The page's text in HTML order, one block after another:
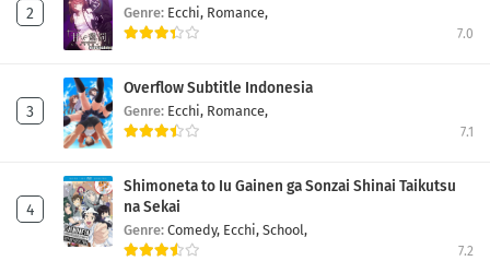
Genre: Ecchi, Romance,
7.0
Overflow Subtitle Indonesia
Genre: Ecchi, Romance,
7.1
Shimoneta to Iu Gainen ga Sonzai Shinai Taikutsu
na Sekai
Genre: Comedy, Ecchi, School,
7.2